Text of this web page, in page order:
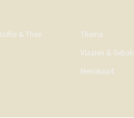
& Thee
Thema
Vlaaien & Gebak
Menukaart